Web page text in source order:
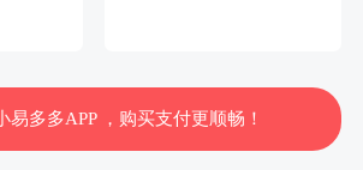
易多多APP ，购买支付更顺畅！